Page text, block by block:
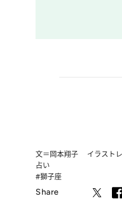
文＝岡本翔子 イラストレ
占い
#獅子座
Share